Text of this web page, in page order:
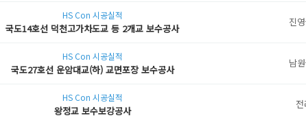
HS Con 시공실적
국도14호선 덕천고가차도교 등 2개교 보수공사
진
HS Con 시공실적
국도27호선 운암대교(하) 교면포장 보수공사
남
HS Con 시공실적
왕정교 보수보강공사